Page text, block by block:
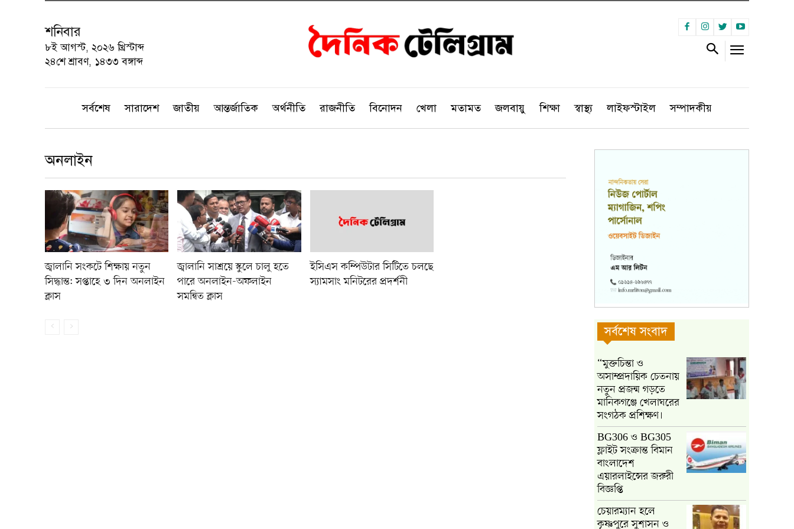
শনিবার
৮ই আগস্ট, ২০২৬ খ্রিস্টাব্দ
২৪শে শ্রাবণ, ১৪৩৩ বঙ্গাব্দ
সর্বশেষ সারাদেশ জাতীয় আন্তর্জাতিক অর্থনীতি রাজনীতি বিনোদন খেলা মতামত জলবায়ু শিক্ষা স্বাস্থ্য লাইফস্টাইল সম্পাদকীয়
অনলাইন
জ্বালানি সংকটে শিক্ষায় নতুন
সিদ্ধান্ত: সপ্তাহে ৩ দিন অনলাইন
ক্লাস
জ্বালানি সাশ্রয়ে স্কুলে চালু হতে
পারে অনলাইন-অফলাইন
সমন্বিত ক্লাস
ইসিএস কম্পিউটার সিটিতে চলছে
স্যামসাং মনিটরের প্রদর্শনী
সর্বশেষ সংবাদ
“মুক্তচিন্তা ও
অসাম্প্রদায়িক চেতনায়
নতুন প্রজন্ম গড়তে
মানিকগঞ্জে খেলাঘরের
সংগঠক প্রশিক্ষণ।
BG306 ও BG305
ফ্লাইট সংক্রান্ত বিমান
বাংলাদেশ
এয়ারলাইন্সের জরুরী
বিজ্ঞপ্তি
চেয়ারম্যান হলে
কৃষ্ণপুরে সুশাসন ও